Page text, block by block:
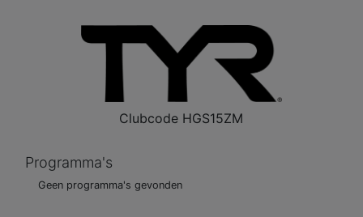
Clubcode HGS15ZM
Programma's
Geen programma's gevonden